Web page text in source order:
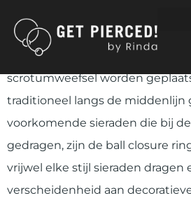
SCROTUM/
Scrotum piercings kunnen
scrotumweefsel worden
traditioneel langs de middenlijn
voorkomende sieraden die bij
gedragen, zijn de ball closure
vrijwel elke stijl sieraden dragen
verscheidenheid aan